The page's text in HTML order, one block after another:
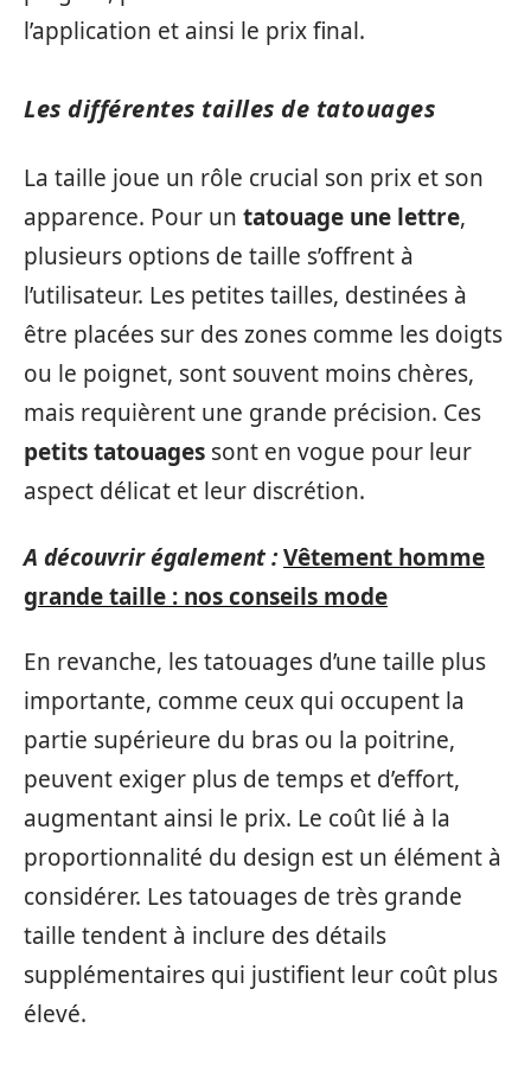
l’application et ainsi le prix final.
Les différentes tailles de tatouages
La taille joue un rôle crucial son prix et son
apparence. Pour un tatouage une lettre,
plusieurs options de taille s’offrent à
l’utilisateur. Les petites tailles, destinées à
être placées sur des zones comme les doigts
ou le poignet, sont souvent moins chères,
mais requièrent une grande précision. Ces
petits tatouages sont en vogue pour leur
aspect délicat et leur discrétion.
A découvrir également :Vêtement homme
grande taille : nos conseils mode
En revanche, les tatouages d’une taille plus
importante, comme ceux qui occupent la
partie supérieure du bras ou la poitrine,
peuvent exiger plus de temps et d’effort,
augmentant ainsi le prix. Le coût lié à la
proportionnalité du design est un élément à
considérer. Les tatouages de très grande
taille tendent à inclure des détails
supplémentaires qui justifient leur coût plus
élevé.